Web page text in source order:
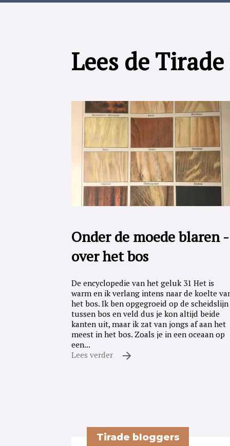
Lees de
Onder de moede blaren -
over het bos
De encyclopedie van het geluk 31 Het is
warm en ik verlang intens naar de koelte
het bos. Ik ben opgegroeid op de scheidslijn
tussen bos en veld dus je kon altijd beide
kanten uit, maar ik zat van jongs af aan het
meest in het bos. Zoals je in een oceaan op
een...
Lees verder
Tirade bloggers